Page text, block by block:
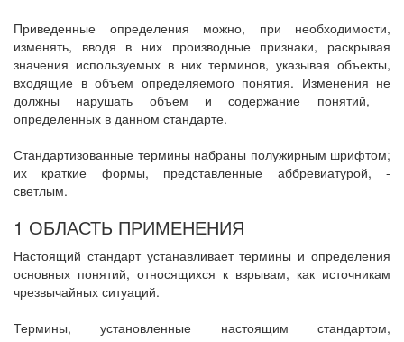
Приведенные определения можно, при необходимости,
изменять, вводя в них производные признаки, раскрывая
значения используемых в них терминов, указывая объекты,
входящие в объем определяемого понятия. Изменения не
должны нарушать объем и содержание понятий,
определенных в данном стандарте.
Стандартизованные термины набраны полужирным шрифтом;
их краткие формы, представленные аббревиатурой, -
светлым.
1 ОБЛАСТЬ ПРИМЕНЕНИЯ
Настоящий стандарт устанавливает термины и определения
основных понятий, относящихся к взрывам, как источникам
чрезвычайных ситуаций.
Термины, установленные настоящим стандартом,